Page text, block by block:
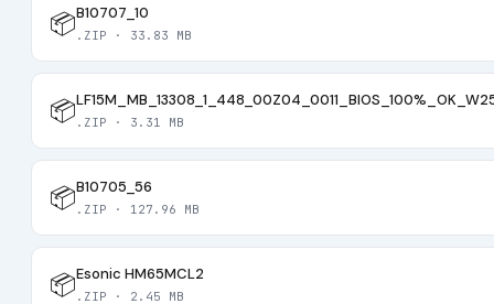
📦B10707_10
.ZIP · 33.83 MB
📦 .ZIP · 3.31 MB
📦B10705_56
.ZIP · 127.96 MB
📦Esonic HM65MCL2
.ZIP · 2.45 MB